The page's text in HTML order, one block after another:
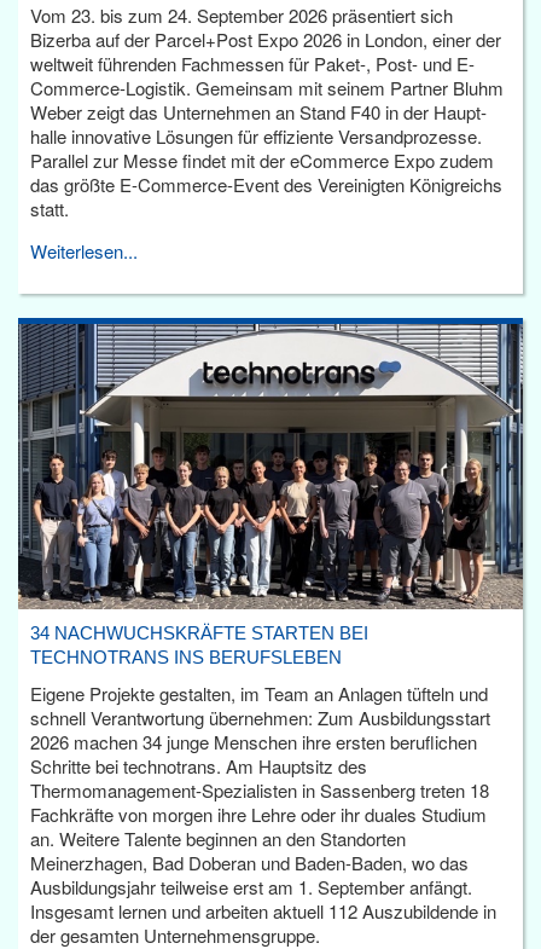
Vom 23. bis zum 24. September 2026 präsentiert sich
Bizerba auf der Parcel+Post Expo 2026 in London, einer der
weltweit führenden Fachmessen für Paket-, Post- und E-
Commerce-Logistik. Gemeinsam mit seinem Partner Bluhm
Weber zeigt das Unternehmen an Stand F40 in der Haupt­
halle innovative Lösungen für effiziente Versandprozesse.
Parallel zur Messe findet mit der eCommerce Expo zudem
das größte E-Commerce-Event des Vereinigten Königreichs
statt.
Weiterlesen...
34 NACHWUCHSKRÄFTE STARTEN BEI
TECHNOTRANS INS BERUFSLEBEN
Eigene Projekte gestalten, im Team an Anlagen tüfteln und
schnell Verantwortung übernehmen: Zum Ausbildungsstart
2026 machen 34 junge Menschen ihre ersten beruflichen
Schritte bei technotrans. Am Hauptsitz des
Thermomanagement-Spezialisten in Sassenberg treten 18
Fachkräfte von morgen ihre Lehre oder ihr duales Studium
an. Weitere Talente beginnen an den Standorten
Meinerzhagen, Bad Doberan und Baden-Baden, wo das
Ausbildungsjahr teilweise erst am 1. September anfängt.
Insgesamt lernen und arbeiten aktuell 112 Auszubildende in
der gesamten Unternehmensgruppe.